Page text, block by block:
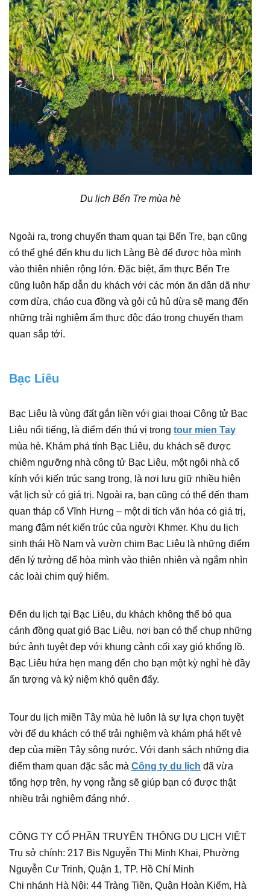
Du lịch Bến Tre mùa hè
Ngoài ra, trong chuyến tham quan tại Bến Tre, bạn cũng
có thể ghé đến khu du lịch Làng Bè để được hòa mình
vào thiên nhiên rộng lớn. Đặc biệt, ẩm thực Bến Tre
cũng luôn hấp dẫn du khách với các món ăn dân dã như
cơm dừa, cháo cua đồng và gỏi củ hủ dừa sẽ mang đến
những trải nghiệm ẩm thực độc đáo trong chuyến tham
quan sắp tới.
Bạc Liêu
Bạc Liêu là vùng đất gắn liền với giai thoại Công tử Bạc
Liêu nổi tiếng, là điểm đến thú vị trong tour mien Tay
mùa hè. Khám phá tỉnh Bạc Liêu, du khách sẽ được
chiêm ngưỡng nhà công tử Bạc Liêu, một ngôi nhà cổ
kính với kiến trúc sang trọng, là nơi lưu giữ nhiều hiện
vật lịch sử có giá trị. Ngoài ra, bạn cũng có thể đến tham
quan tháp cổ Vĩnh Hưng – một di tích văn hóa có giá trị,
mang đậm nét kiến trúc của người Khmer. Khu du lịch
sinh thái Hồ Nam và vườn chim Bạc Liêu là những điểm
đến lý tưởng để hòa mình vào thiên nhiên và ngắm nhìn
các loài chim quý hiếm.
Đến du lịch tại Bạc Liêu, du khách không thể bỏ qua
cánh đồng quạt gió Bạc Liêu, nơi bạn có thể chụp những
bức ảnh tuyệt đẹp với khung cảnh cối xay gió khổng lồ.
Bạc Liêu hứa hẹn mang đến cho bạn một kỳ nghỉ hè đầy
ấn tượng và kỷ niệm khó quên đấy.
Tour du lịch miền Tây mùa hè luôn là sự lựa chọn tuyệt
vời để du khách có thể trải nghiệm và khám phá hết vẻ
đẹp của miền Tây sông nước. Với danh sách những địa
điểm tham quan đặc sắc mà Công ty du lịch đã vừa
tổng hợp trên, hy vọng rằng sẽ giúp bạn có được thật
nhiều trải nghiệm đáng nhớ.
CÔNG TY CỔ PHẦN TRUYỀN THÔNG DU LỊCH VIỆT
Trụ sở chính: 217 Bis Nguyễn Thị Minh Khai, Phường
Nguyễn Cư Trinh, Quận 1, TP. Hồ Chí Minh
Chi nhánh Hà Nội: 44 Tràng Tiền, Quận Hoàn Kiếm, Hà